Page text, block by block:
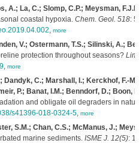
A.; La, C.; Slomp, C.P.; Meysman,
coastal hypoxia. Chem. Geol. 518:
, more
V.; Ostermann, T.S.; Silinski, A.;
protection throughout seasons?
, more
Dandyk, C.; Marshall, I.; Kerckhof, F.-
P.; Banat, I.M.; Benndorf, D.; Boon,
and obligate oil degraders in
s41396-018-0324-5, more
S.M.; Chan, C.S.; McManus, J.;
marine sediments. ISME J. 12(5):